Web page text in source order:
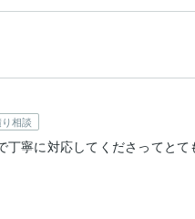
り相談
寧に対応してくださってとて